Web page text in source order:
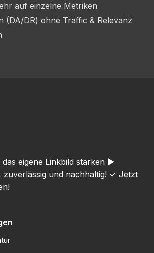
auf einzelne Metriken
(DA/DR) ohne Traffic & Relevanz
das eigene Linkbild stärken ►
zuverlässig und nachhaltig! ✓ Jetzt